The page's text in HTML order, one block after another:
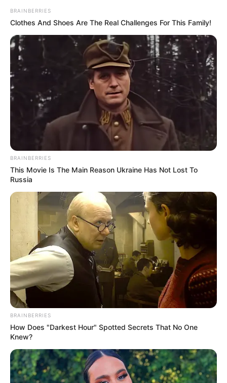
BRAINBERRIES
Clothes And Shoes Are The Real Challenges For This Family!
BRAINBERRIES
This Movie Is The Main Reason Ukraine Has Not Lost To
Russia
BRAINBERRIES
How Does "Darkest Hour" Spotted Secrets That No One
Knew?